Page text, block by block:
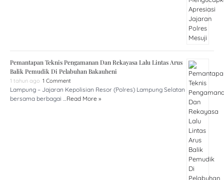
Pemantapan Teknis Pengamanan Dan Rekayasa Lalu Lintas Arus
Balik Pemudik Di Pelabuhan Bakauheni
1 tahun ago 1 Comment
Lampung – Jajaran Kepolisian Resor (Polres) Lampung Selatan
bersama berbagai … Read More »